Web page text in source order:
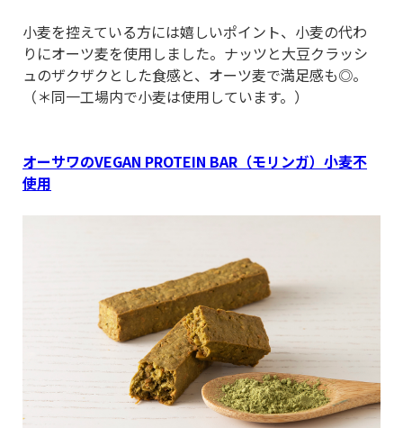
小麦を控えている方には嬉しいポイント、小麦の代わ
りにオーツ麦を使用しました。ナッツと大豆クラッシ
ュのザクザクとした食感と、オーツ麦で満足感も◎。
（＊同一工場内で小麦は使用しています。）
オーサワのVEGAN PROTEIN BAR（モリンガ）小麦不
使用